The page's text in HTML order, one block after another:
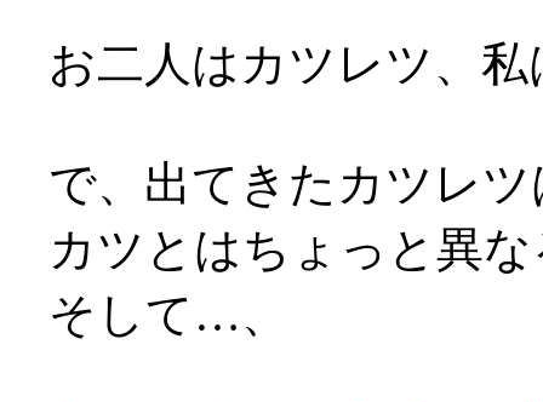
お二人はカツレツ、
で、出てきたカツレ
カツとはちょっと異
そして…、